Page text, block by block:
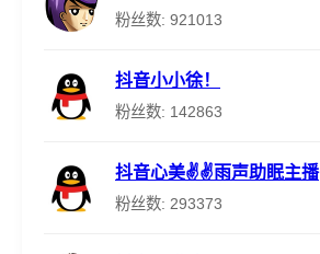
粉丝数: 921013
抖音小小徐！
粉丝数: 142863
抖音心美✌✌雨声助眠主播
粉丝数: 293373